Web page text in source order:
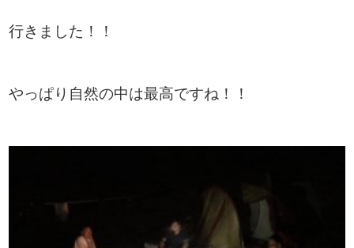
行きました！！
やっぱり自然の中は最高ですね！！